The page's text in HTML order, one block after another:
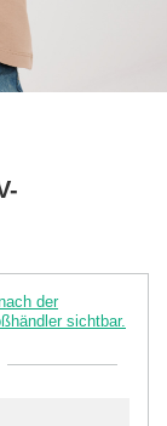
der
sichtbar.